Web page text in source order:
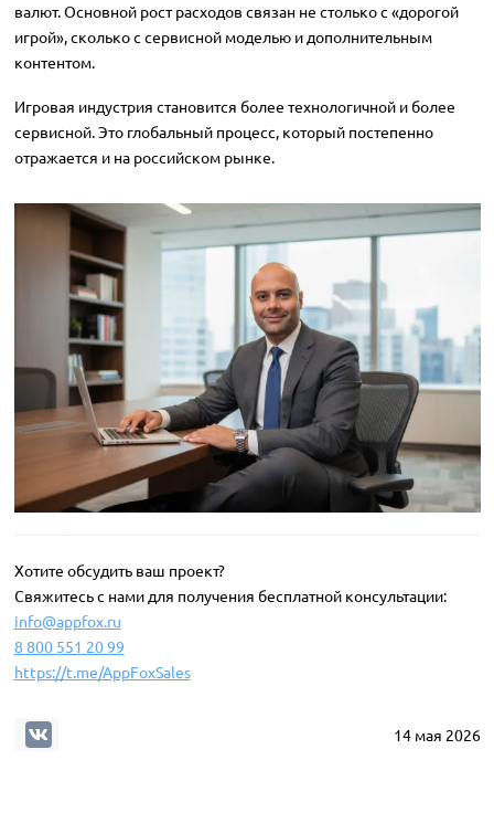
валют. Основной рост расходов связан не столько с «дорогой
игрой», сколько с сервисной моделью и дополнительным
контентом.
Игровая индустрия становится более технологичной и более
сервисной. Это глобальный процесс, который постепенно
отражается и на российском рынке.
Хотите обсудить ваш проект?
Свяжитесь с нами для получения бесплатной консультации:
info@appfox.ru
8 800 551 20 99
https://t.me/AppFoxSales
14 мая 2026